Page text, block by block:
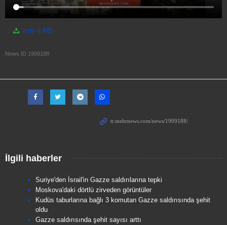
indir 4 MB
News ID 1909188
İlgili haberler
Suriye'den İsrail'in Gazze saldırılarına tepki
Moskova'daki dörtlü zirveden görüntüler
Kudüs taburlarına bağlı 3 komutan Gazze saldırısında şehit
oldu
Gazze saldırısında şehit sayısı arttı